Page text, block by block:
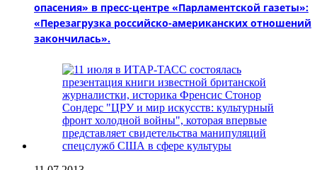
опасения» в пресс-центре «Парламентской газеты»:
«Перезагрузка российско-американских отношений
закончилась».